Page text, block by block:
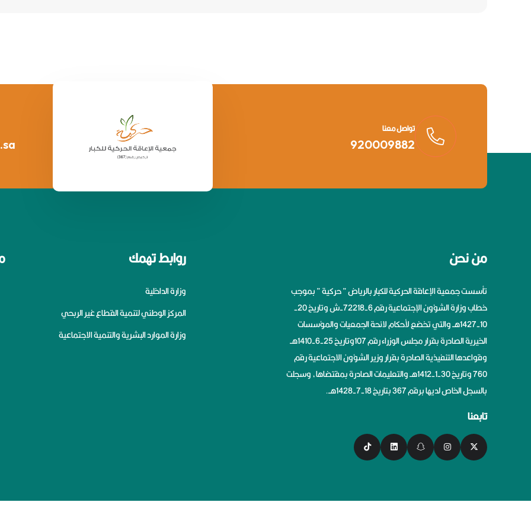
تواصل معنا
920009882
من نحن
تأسست جمعية الإعاقة الحركية للكبار بالرياض ” حركية ” بموجب
خطاب وزارة الشؤون الإجتماعية رقم 6-72218-ش وتاريخ 20-
10-1427هــ والتي تخضع لأحكام لائحة الجمعيات والمؤسسات
الخيرية الصادرة بقرار مجلس الوزراء رقم 107وتاريخ 25-6-1410هــ
وقواعدها التنفيذية الصادرة بقرار وزير الشؤون الاجتماعية رقم
760 وتاريخ 30-1-1412هــ والتعليمات الصادرة بمقتضاها، وسجلت
بالسجل الخاص لديها برقم 367 بتاريخ 18-7-1428هــ.
تابعنا
روابط تهمك
وزارة الداخلية
المركز الوطني لتنمية القطاع غير الربحي
وزارة الموارد البشرية والتنمية الاجتماعية